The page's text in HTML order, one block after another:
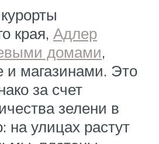
края, Адлер
домами,
и магазинами. Это
за счет
зелени в
на улицах растут